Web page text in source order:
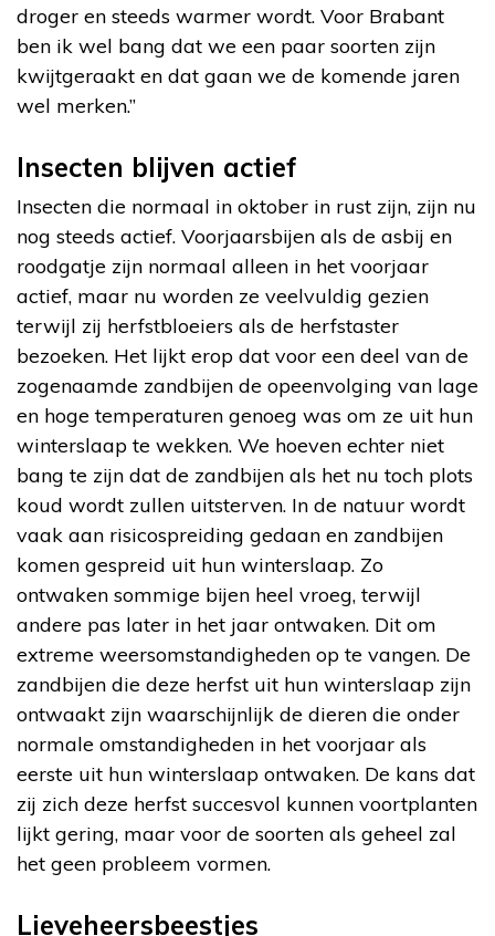
droger en steeds warmer wordt. Voor Brabant
ben ik wel bang dat we een paar soorten zijn
kwijtgeraakt en dat gaan we de komende jaren
wel merken.”
Insecten blijven actief
Insecten die normaal in oktober in rust zijn, zijn nu
nog steeds actief. Voorjaarsbijen als de asbij en
roodgatje zijn normaal alleen in het voorjaar
actief, maar nu worden ze veelvuldig gezien
terwijl zij herfstbloeiers als de herfstaster
bezoeken. Het lijkt erop dat voor een deel van de
zogenaamde zandbijen de opeenvolging van lage
en hoge temperaturen genoeg was om ze uit hun
winterslaap te wekken. We hoeven echter niet
bang te zijn dat de zandbijen als het nu toch plots
koud wordt zullen uitsterven. In de natuur wordt
vaak aan risicospreiding gedaan en zandbijen
komen gespreid uit hun winterslaap. Zo
ontwaken sommige bijen heel vroeg, terwijl
andere pas later in het jaar ontwaken. Dit om
extreme weersomstandigheden op te vangen. De
zandbijen die deze herfst uit hun winterslaap zijn
ontwaakt zijn waarschijnlijk de dieren die onder
normale omstandigheden in het voorjaar als
eerste uit hun winterslaap ontwaken. De kans dat
zij zich deze herfst succesvol kunnen voortplanten
lijkt gering, maar voor de soorten als geheel zal
het geen probleem vormen.
Lieveheersbeestjes